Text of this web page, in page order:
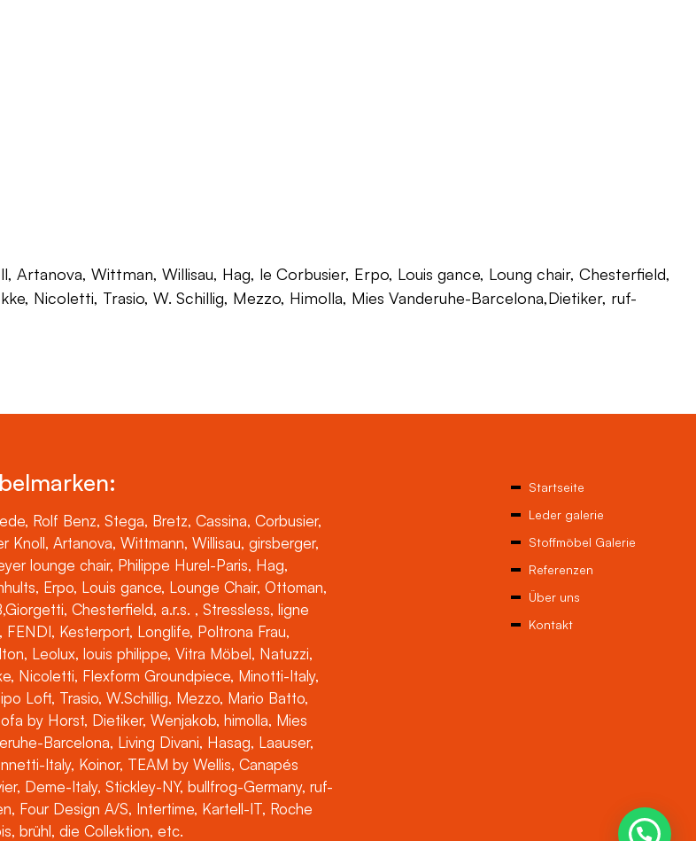
Wittman, Willisau, Hag, le Corbusier, Erpo, Louis gance, Loung chair, Chesterfield,
Nicoletti, Trasio, W. Schillig, Mezzo, Himolla, Mies Vanderuhe-Barcelona,Dietiker, ruf-
Rolf Benz, Stega, Bretz, Cassina, Corbusier,
Knoll, Artanova, Wittmann, Willisau, girsberger,
lounge chair, Philippe Hurel-Paris, Hag,
Erpo, Louis gance, Lounge Chair, Ottoman,
Chesterfield, a.r.s. , Stressless, ligne
FENDI, Kesterport, Longlife, Poltrona Frau,
Leolux, louis philippe, Vitra Möbel, Natuzzi,
Nicoletti, Flexform Groundpiece, Minotti-Italy,
Loft, Trasio, W.Schillig, Mezzo, Mario Batto,
by Horst, Dietiker, Wenjakob, himolla, Mies
Barcelona, Living Divani, Hasag, Laauser,
Italy, Koinor, TEAM by Wellis, Canapés
Deme-Italy, Stickley-NY, bullfrog-Germany, ruf-
Four Design A/S, Intertime, Kartell-IT, Roche
brühl, die Collektion, etc.
Startseite
Leder galerie
Stoffmöbel Galerie
Referenzen
Über uns
Kontakt